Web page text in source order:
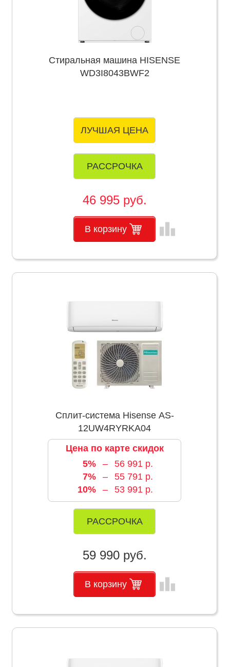
Стиральная машина HISENSE
WD3I8043BWF2
ЛУЧШАЯ ЦЕНА
РАССРОЧКА
46 995 руб.
В корзину leaderboard
Сплит-система Hisense AS-
12UW4RYRKA04
Цена по карте скидок
5%
–
56 991 р.
7%
–
55 791 р.
10%
– 53 991 р.
РАССРОЧКА
59 990 руб.
В корзину leaderboard